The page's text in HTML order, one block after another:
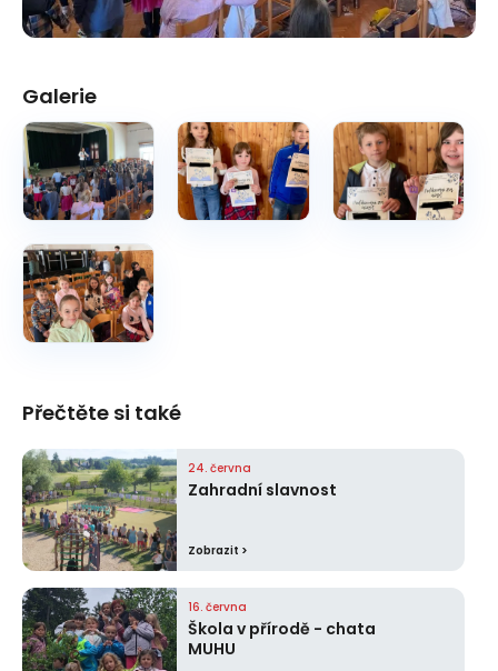
Galerie
Přečtěte si také
24. června
Zahradní slavnost
Zobrazit >
16. června
Škola v přírodě - chata
MUHU